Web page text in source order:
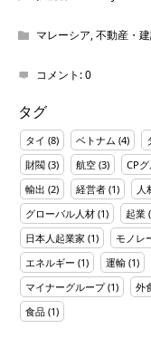
マレーシア,不動産・
コメント:0
タグ
タイ (8) ベトナム (4)
財閥 (3) 航空 (3) CP
輸出 (2) 経営者 (1) 人
グローバル人材 (1) 起業
日本人起業家 (1) モノレ
エネルギー (1) 運輸 (1)
マイナーグループ(1) 外
食品 (1)